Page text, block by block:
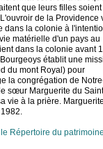
que leurs filles soient
de la Providence
dans la colonie à
matérielle d'un pays au
dans la colonie avant
établit une
du mont Royal) pour
la congrégation de
sœur Marguerite du
vie à la prière.
Répertoire du